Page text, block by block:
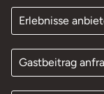
Erlebnisse
Gastbeitrag